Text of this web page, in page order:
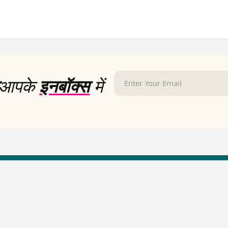
इनबॉक्समें